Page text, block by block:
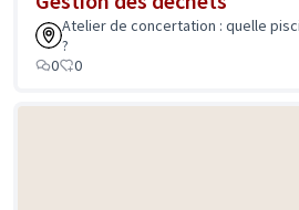
Atelier de concertation : quelle
?
0
0